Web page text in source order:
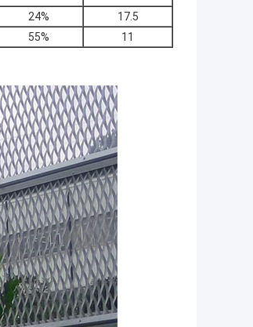
24%
17.5
55% 11